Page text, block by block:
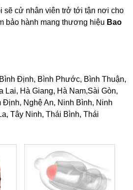
sẽ cử nhân viên trở tới tận nơi cho
bảo hành mang thương hiệu Bao
Định, Bình Phước, Bình Thuận,
Hà Giang, Hà Nam,Sài Gòn,
Nghệ An, Ninh Bình, Ninh
Tây Ninh, Thái Bình, Thái